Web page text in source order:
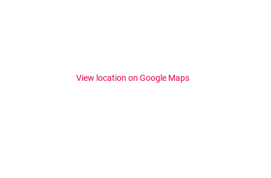
View location on Google Maps